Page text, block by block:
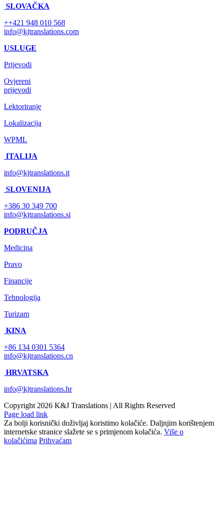
SLOVAČKA
++421 948 010 568
info@kjtranslations.com
USLUGE
Prijevodi
Ovjereni
prijevodi
Lektoriranje
Lokalizacija
WPML
ITALIJA
info@kjtranslations.it
SLOVENIJA
+386 30 349 700
info@kjtranslations.si
PODRUČJA
Medicina
Pravo
Financije
Tehnologija
Turizam
KINA
+86 134 0301 5364
info@kjtranslations.cn
HRVATSKA
info@kjtranslations.hr
Copyright 2026 K&J Translations | All Rights Reserved
Page load link
Za bolji korisnički doživljaj koristimo kolačiće. Daljnjim korištenjem
internetske stranice slažete se s primjenom kolačića. Više o
kolačićima Prihvaćam